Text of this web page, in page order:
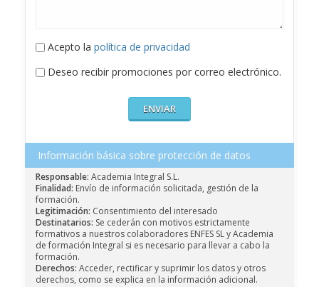
Acepto la política de privacidad
Deseo recibir promociones por correo electrónico.
Información básica sobre protección de datos
Responsable: Academia Integral S.L.
Finalidad: Envío de información solicitada, gestión de la
formación.
Legitimación: Consentimiento del interesado
Destinatarios: Se cederán con motivos estrictamente
formativos a nuestros colaboradores ENFES SL y Academia
de formación Integral si es necesario para llevar a cabo la
formación.
Derechos: Acceder, rectificar y suprimir los datos y otros
derechos, como se explica en la información adicional.